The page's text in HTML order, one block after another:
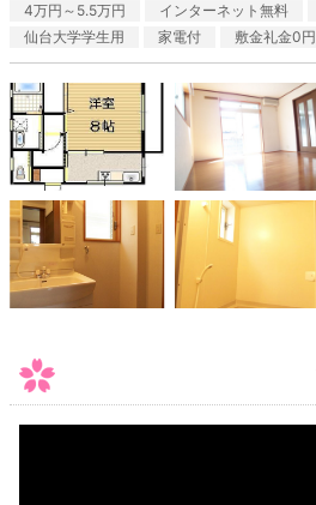
4万円～5.5万円 インターネット無料
仙台大学学生用
家電付 敷金礼金0円